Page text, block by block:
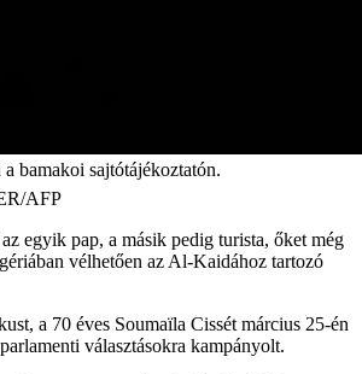
bamakoi sajtótájékoztatón.
AFP
egyik pap, a másik pedig turista, őket még
vélhetően az Al-Kaidához tartozó
a 70 éves Soumaïla Cissét március 25-én
választásokra kampányolt.